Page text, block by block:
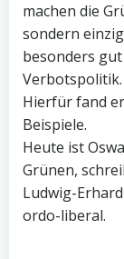
machen die
sondern
besonders
Verbotspolitik.
Hierfür fand
Beispiele.
Heute ist
Grünen,
Ludwig-
ordo-liberal.